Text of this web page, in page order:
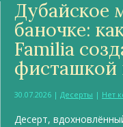
Дубайское
баночке:
Familia
фисташкой
30.07.2026 | Десерты | Нет
Десерт,